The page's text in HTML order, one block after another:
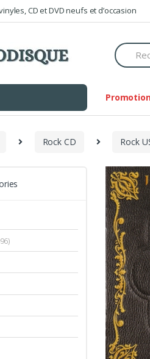
CD et DVD neufs et d’occasion
Search
for:
Rock CD Rock